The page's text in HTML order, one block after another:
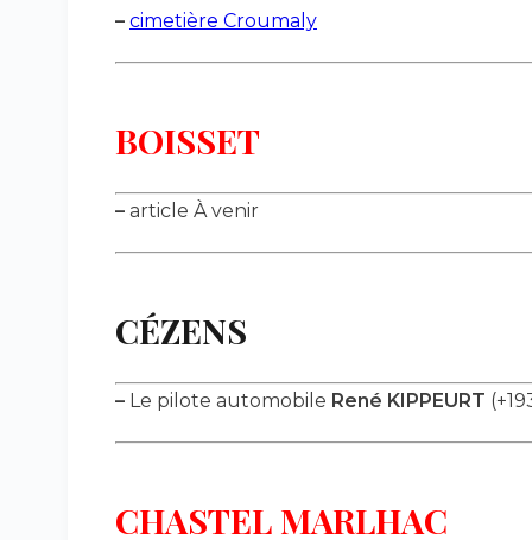
– cimetière Croumaly
BOISSET
– article À venir
CÉZENS
– Le pilote automobile René KIPPEURT
CHASTEL MARLHAC